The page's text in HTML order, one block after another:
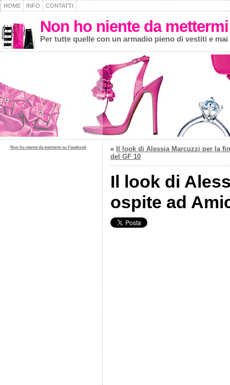
HOME INFO CONTATTI
Non ho niente da mettermi
Per tutte quelle con un armadio pieno di vestiti e
Non ho niente da mettermi su Facebook «
Il look di Alessia Marcuzzi per la
del GF 10
Il look di
ospite ad